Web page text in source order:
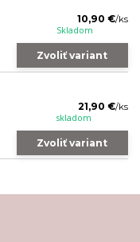
10,90 €/ks
Skladom
Zvoliť variant
21,90 €/ks
skladom
Zvoliť variant